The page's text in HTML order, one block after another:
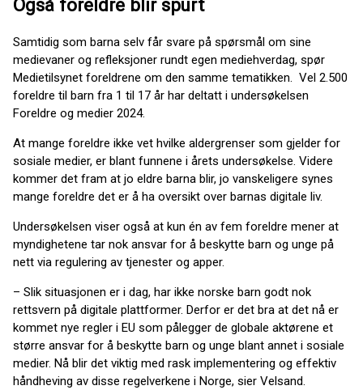
Også foreldre blir spurt
Samtidig som barna selv får svare på spørsmål om sine
medievaner og refleksjoner rundt egen mediehverdag, spør
Medietilsynet foreldrene om den samme tematikken. Vel 2.500
foreldre til barn fra 1 til 17 år har deltatt i undersøkelsen
Foreldre og medier 2024.
At mange foreldre ikke vet hvilke aldergrenser som gjelder for
sosiale medier, er blant funnene i årets undersøkelse. Videre
kommer det fram at jo eldre barna blir, jo vanskeligere synes
mange foreldre det er å ha oversikt over barnas digitale liv.
Undersøkelsen viser også at kun én av fem foreldre mener at
myndighetene tar nok ansvar for å beskytte barn og unge på
nett via regulering av tjenester og apper.
– Slik situasjonen er i dag, har ikke norske barn godt nok
rettsvern på digitale plattformer. Derfor er det bra at det nå er
kommet nye regler i EU som pålegger de globale aktørene et
større ansvar for å beskytte barn og unge blant annet i sosiale
medier. Nå blir det viktig med rask implementering og effektiv
håndheving av disse regelverkene i Norge, sier Velsand.